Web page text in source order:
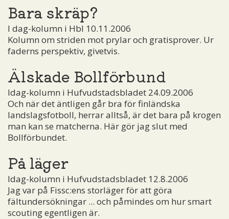
Bara skräp?
I dag-kolumn i Hbl 10.11.2006
Kolumn om striden mot prylar och gratisprover. Ur
faderns perspektiv, givetvis.
Älskade Bollförbund
Idag-kolumn i Hufvudstadsbladet 24.09.2006
Och när det äntligen går bra för finländska
landslagsfotboll, herrar alltså, är det bara på krogen
man kan se matcherna. Här gör jag slut med
Bollförbundet.
På läger
Idag-kolumn i Hufvudstadsbladet 12.8.2006
Jag var på Fissc:ens storläger för att göra
fältundersökningar ... och påmindes om hur smart
scouting egentligen är.